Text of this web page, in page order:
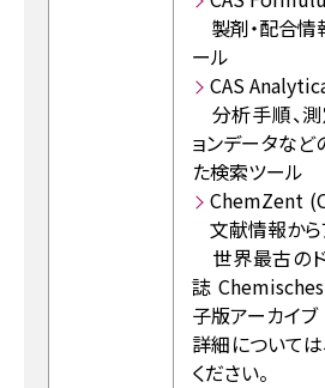
製剤・配合情
ール
CAS
分析手順、測
ョンデータな
た検索ツール
ChemZent
文献情報から
世界最古の
誌
子版アーカイブ
詳細については
ください。